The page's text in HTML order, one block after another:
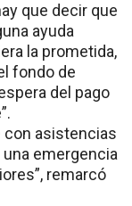
que decir que
ayuda
la prometida,
fondo de
del pago
con asistencias
emergencia
remarcó